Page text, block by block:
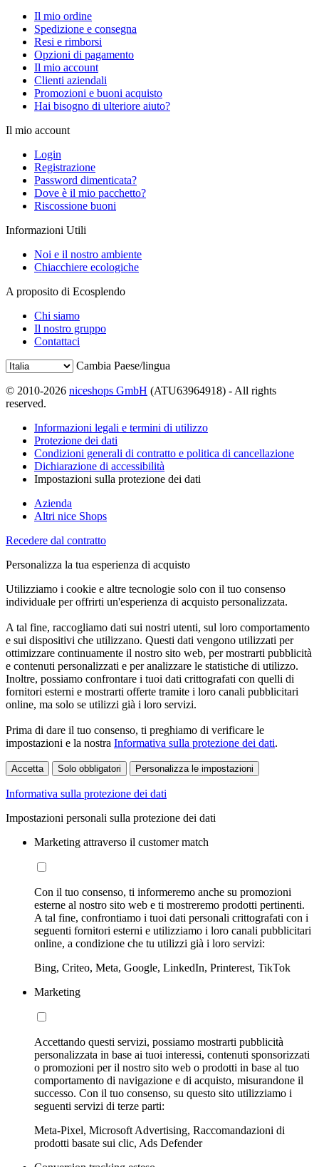
Il mio ordine
Spedizione e consegna
Resi e rimborsi
Opzioni di pagamento
Il mio account
Clienti aziendali
Promozioni e buoni acquisto
Hai bisogno di ulteriore aiuto?
Il mio account
Login
Registrazione
Password dimenticata?
Dove è il mio pacchetto?
Riscossione buoni
Informazioni Utili
Noi e il nostro ambiente
Chiacchiere ecologiche
A proposito di Ecosplendo
Chi siamo
Il nostro gruppo
Contattaci
Cambia Paese/lingua
© 2010-2026 niceshops GmbH (ATU63964918) - All rights
reserved.
Informazioni legali e termini di utilizzo
Protezione dei dati
Condizioni generali di contratto e politica di cancellazione
Dichiarazione di accessibilità
Impostazioni sulla protezione dei dati
Azienda
Altri nice Shops
Recedere dal contratto
Personalizza la tua esperienza di acquisto
Utilizziamo i cookie e altre tecnologie solo con il tuo consenso
individuale per offrirti un'esperienza di acquisto personalizzata.
A tal fine, raccogliamo dati sui nostri utenti, sul loro comportamento
e sui dispositivi che utilizzano. Questi dati vengono utilizzati per
ottimizzare continuamente il nostro sito web, per mostrarti pubblicità
e contenuti personalizzati e per analizzare le statistiche di utilizzo.
Inoltre, possiamo confrontare i tuoi dati crittografati con quelli di
fornitori esterni e mostrarti offerte tramite i loro canali pubblicitari
online, ma solo se utilizzi già i loro servizi.
Prima di dare il tuo consenso, ti preghiamo di verificare le
impostazioni e la nostra Informativa sulla protezione dei dati.
Accetta Solo obbligatori Personalizza le impostazioni
Informativa sulla protezione dei dati
Impostazioni personali sulla protezione dei dati
Marketing attraverso il customer match
Con il tuo consenso, ti informeremo anche su promozioni
esterne al nostro sito web e ti mostreremo prodotti pertinenti.
A tal fine, confrontiamo i tuoi dati personali crittografati con i
seguenti fornitori esterni e utilizziamo i loro canali pubblicitari
online, a condizione che tu utilizzi già i loro servizi:
Bing, Criteo, Meta, Google, LinkedIn, Printerest, TikTok
Marketing
Accettando questi servizi, possiamo mostrarti pubblicità
personalizzata in base ai tuoi interessi, contenuti sponsorizzati
o promozioni per il nostro sito web o prodotti in base al tuo
comportamento di navigazione e di acquisto, misurandone il
successo. Con il tuo consenso, su questo sito utilizziamo i
seguenti servizi di terze parti:
Meta-Pixel, Microsoft Advertising, Raccomandazioni di
prodotti basate sui clic, Ads Defender